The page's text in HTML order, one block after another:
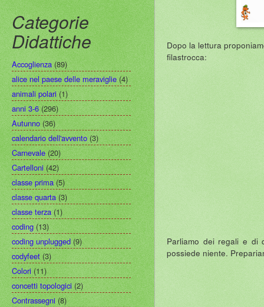
Dopo la lettura
filastrocca:
Parliamo dei regali e di
possiede niente.
Categorie
Didattiche
Accoglienza (89)
alice nel paese delle meraviglie (4)
animali polari (1)
anni 3-6 (296)
Autunno (36)
calendario dell'avvento (3)
Carnevale (20)
Cartelloni (42)
classe prima (5)
classe quarta (3)
classe terza (1)
coding (13)
coding unplugged (9)
codyfeet (3)
Colori (11)
concetti topologici (2)
Contrassegni (8)